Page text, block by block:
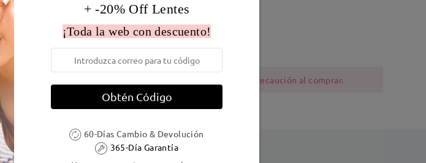
Material de la montura: Metal
clientes con antecedentes de alergia al níquel deben tener precaución al comprar.
+ -20% Off Lentes
¡Toda la web con descuento!
Obtén Código
60-Días Cambio & Devolución
365-Día Garantía